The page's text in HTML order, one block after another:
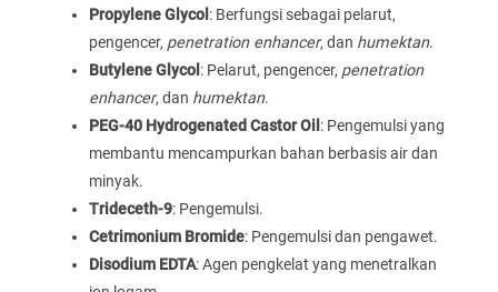
Propylene Glycol : Berfungsi sebagai pelarut,
pengencer, penetration enhancer, dan humektan.
Butylene Glycol : Pelarut, pengencer, penetration
enhancer, dan humektan.
PEG-40 Hydrogenated Castor Oil : Pengemulsi yang
membantu mencampurkan bahan berbasis air dan
minyak.
Trideceth-9: Pengemulsi.
Cetrimonium Bromide: Pengemulsi dan pengawet.
Disodium EDTA: Agen pengkelat yang menetralkan